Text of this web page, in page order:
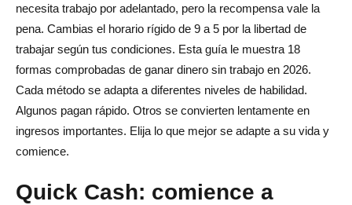
14. Alquile su auto
15. Servicios para mascotas
16. Servicios de personal de mantenimiento
17. Gestión de redes sociales
18. Limpieza de la casa
Cómo empezar: ganar dinero sin trabajo
necesita trabajo por adelantado, pero la recompensa vale la
pena. Cambias el horario rígido de 9 a 5 por la libertad de
trabajar según tus condiciones. Esta guía le muestra 18
formas comprobadas de ganar dinero sin trabajo en 2026.
Cada método se adapta a diferentes niveles de habilidad.
Algunos pagan rápido. Otros se convierten lentamente en
ingresos importantes. Elija lo que mejor se adapte a su vida y
comience.
Quick Cash: comience a